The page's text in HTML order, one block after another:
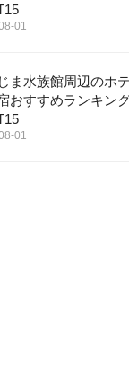
01
ま水族館周辺のホテ
おすすめランキン
01